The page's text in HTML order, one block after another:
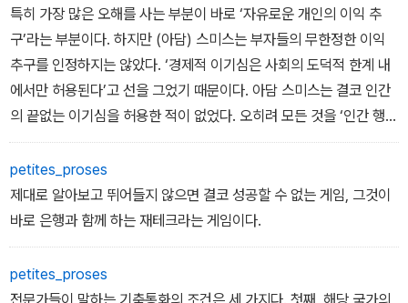
특히 가장 많은 오해를 사는 부분이 바로 ‘자유로운 개인의 이익 추
구’라는 부분이다. 하지만 (아담) 스미스는 부자들의 무한정한 이익
추구를 인정하지는 않았다. ‘경제적 이기심은 사회의 도덕적 한계 내
에서만 허용된다’고 선을 그었기 때문이다. 아담 스미스는 결코 인간
의 끝없는 이기심을 허용한 적이 없었다. 오히려 모든 것을 ‘인간 행동
규범의 틀’ 안으로 한정했다. 이는 결국 부자나 가난한 자나 평등하게
그 틀 안에서 부를 추구할 수 있음을 의미하는 것이다. 이는 그가 이전
에 썼던 «도덕감정론»의 주장과도 정확히 일치한다.
petites_proses
제대로 알아보고 뛰어들지 않으면 결코 성공할 수 없는 게임, 그것이
바로 은행과 함께 하는 재테크라는 게임이다.
petites_proses
전문가들이 말하는 기축통화의 조건은 세 가지다. 첫째, 해당 국가의